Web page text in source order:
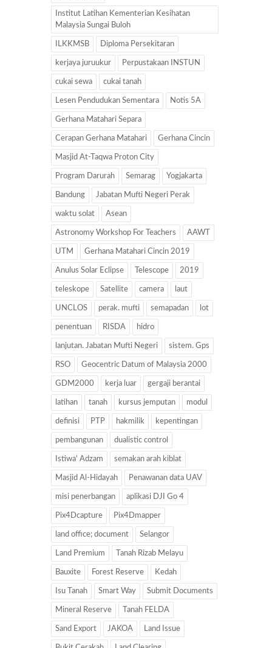
Institut Latihan Kementerian Kesihatan
Malaysia Sungai Buloh
ILKKMSB Diploma Persekitaran
kerjaya juruukur Perpustakaan INSTUN
cukai sewa cukai tanah
Lesen Pendudukan Sementara Notis 5A
Gerhana Matahari Separa
Cerapan Gerhana Matahari Gerhana Cincin
Masjid At-Taqwa Proton City
Program Darurah Semarag Yogjakarta
Bandung Jabatan Mufti Negeri Perak
waktu solat Asean
Astronomy Workshop For Teachers AAWT
UTM Gerhana Matahari Cincin 2019
Anulus Solar Eclipse Telescope 2019
teleskope Satellite camera laut
UNCLOS perak. mufti semapadan lot
penentuan RISDA hidro
lanjutan. Jabatan Mufti Negeri sistem. Gps
RSO Geocentric Datum of Malaysia 2000
GDM2000 kerja luar gergaji berantai
latihan tanah kursus jemputan modul
definisi PTP hakmilik kepentingan
pembangunan dualistic control
Istiwa' Adzam semakan arah kiblat
Masjid Al-Hidayah Penawanan data UAV
misi penerbangan aplikasi DJI Go 4
Pix4Dcapture Pix4Dmapper
land office; document Selangor
Land Premium Tanah Rizab Melayu
Bauxite Forest Reserve Kedah
Isu Tanah Smart Way Submit Documents
Mineral Reserve Tanah FELDA
Sand Export JAKOA Land Issue